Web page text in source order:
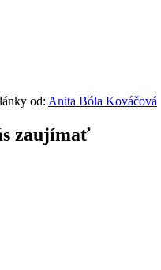
od: Anita Bóla Kováčová
zaujímať